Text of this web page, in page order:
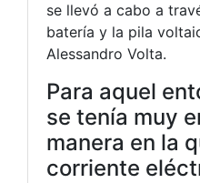
se llevó a cabo a
batería y la pila
Alessandro Volta.
Para aquel
se tenía muy
manera en la
corriente